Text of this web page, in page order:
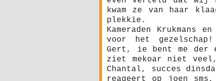
kwam ze van haar
plekkie.
Kameraden Krukmans
voor het
Gert, ie bent me der
ziet mekoar niet
Chantal, succes
reageert op joen